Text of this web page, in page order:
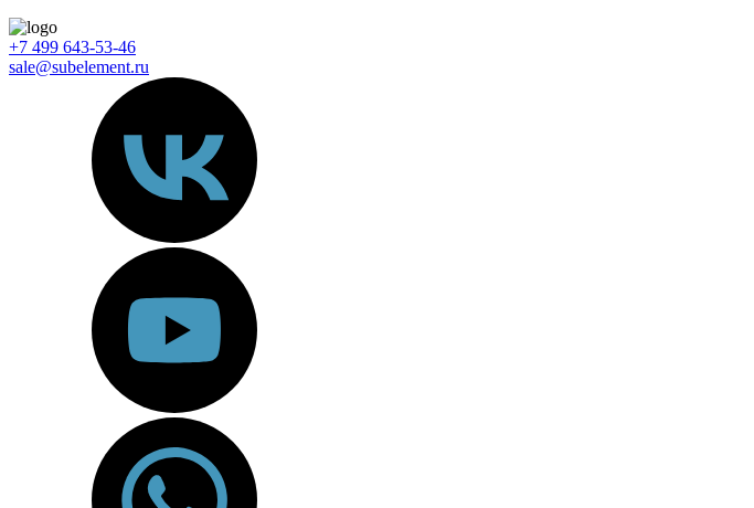
+7 499 643-53-46
sale@subelement.ru